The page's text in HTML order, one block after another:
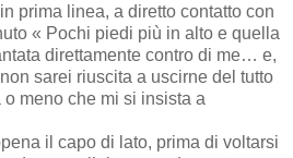
prima linea, a diretto contatto con
« Pochi piedi più in alto e quella
direttamente contro di me… e,
sarei riuscita a uscirne del tutto
meno che mi si insista a
il capo di lato, prima di voltarsi